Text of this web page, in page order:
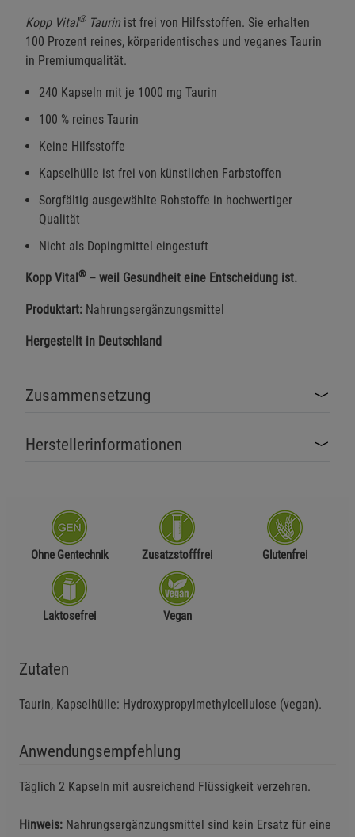
Kopp Vital®Taurin ist frei von Hilfsstoffen. Sie erhalten
100 Prozent reines, körperidentisches und veganes Taurin
in Premiumqualität.
240 Kapseln mit je 1000 mg Taurin
100 % reines Taurin
Keine Hilfsstoffe
Kapselhülle ist frei von künstlichen Farbstoffen
Sorgfältig ausgewählte Rohstoffe in hochwertiger
Qualität
Nicht als Dopingmittel eingestuft
Kopp Vital®– weil Gesundheit eine Entscheidung ist.
Produktart: Nahrungsergänzungsmittel
Hergestellt in Deutschland
Zusammensetzung
Herstellerinformationen
Ohne Gentechnik Zusatzstofffrei Glutenfrei
Laktosefrei Vegan
Zutaten
Taurin, Kapselhülle: Hydroxypropylmethylcellulose (vegan).
Anwendungsempfehlung
Täglich 2 Kapseln mit ausreichend Flüssigkeit verzehren.
Hinweis: Nahrungsergänzungsmittel sind kein Ersatz für eine